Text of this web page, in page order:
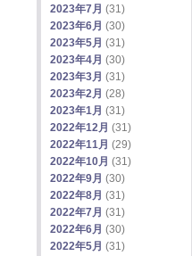
2023年7月 (31)
2023年6月 (30)
2023年5月 (31)
2023年4月 (30)
2023年3月 (31)
2023年2月 (28)
2023年1月 (31)
2022年12月 (31)
2022年11月 (29)
2022年10月 (31)
2022年9月 (30)
2022年8月 (31)
2022年7月 (31)
2022年6月 (30)
2022年5月 (31)